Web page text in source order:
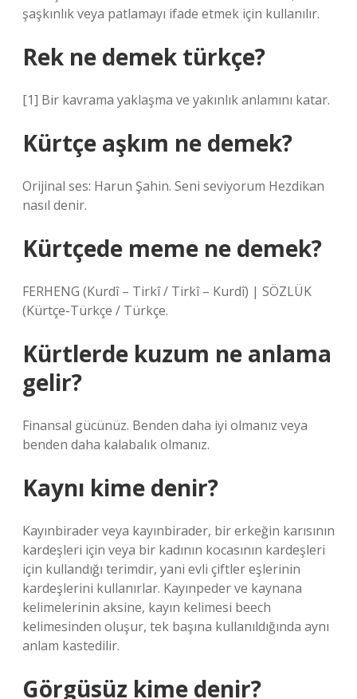
şaşkınlık veya patlamayı ifade etmek için kullanılır.
Rek ne demek türkçe?
[1] Bir kavrama yaklaşma ve yakınlık anlamını katar.
Kürtçe aşkım ne demek?
Orijinal ses: Harun Şahin. Seni seviyorum Hezdikan
nasıl denir.
Kürtçede meme ne demek?
FERHENG (Kurdî – Tirkî / Tirkî – Kurdî) | SÖZLÜK
(Kürtçe-Türkçe / Türkçe.
Kürtlerde kuzum ne anlama
gelir?
Finansal gücünüz. Benden daha iyi olmanız veya
benden daha kalabalık olmanız.
Kaynı kime denir?
Kayınbirader veya kayınbirader, bir erkeğin karısının
kardeşleri için veya bir kadının kocasının kardeşleri
için kullandığı terimdir, yani evli çiftler eşlerinin
kardeşlerini kullanırlar. Kayınpeder ve kaynana
kelimelerinin aksine, kayın kelimesi beech
kelimesinden oluşur, tek başına kullanıldığında aynı
anlam kastedilir.
Görgüsüz kime denir?